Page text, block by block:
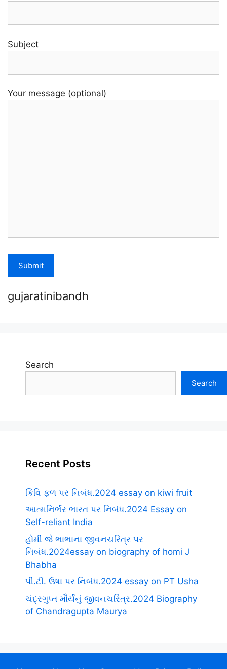
Subject
Your message (optional)
gujaratinibandh
Search
Search
Recent Posts
કિવિ ફળ પર નિબંધ.2024 essay on kiwi fruit
આત્મનિર્ભર ભારત પર નિબંધ.2024 Essay on
Self-reliant India
હોમી જે ભાભાના જીવનચરિત્ર પર
નિબંધ.2024essay on biography of homi J
Bhabha
પી.ટી. ઉષા પર નિબંધ.2024 essay on PT Usha
ચંદ્રગુપ્ત મૌર્યનું જીવનચરિત્ર.2024 Biography
of Chandragupta Maurya